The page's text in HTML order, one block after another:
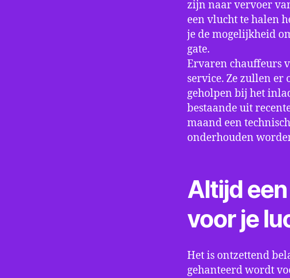
zijn naar vervoer
een vlucht te halen
je de mogelijkheid
gate.
Ervaren chauffeurs
service. Ze zullen er
geholpen bij het
bestaande uit
maand een
onderhouden
Altijd
voor je
Het is ontzettend
gehanteerd wordt